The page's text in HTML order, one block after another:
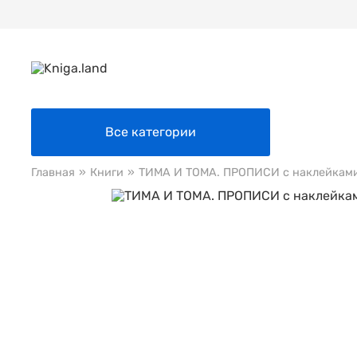
Все категории
Главная » Книги » ТИМА И ТОМА. ПРОПИСИ с